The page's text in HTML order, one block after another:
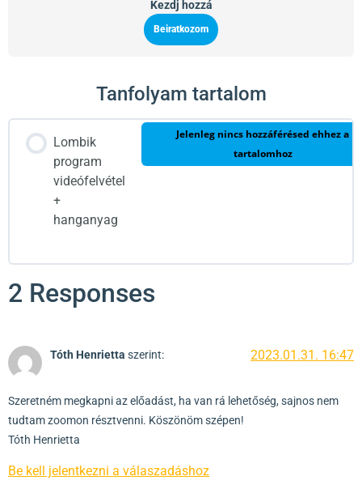
Kezdj hozzá
Beiratkozom
Tanfolyam tartalom
Lombik
program
videófelvétel
+
hanganyag
Jelenleg nincs hozzáférésed ehhez a
tartalomhoz
2 Responses
Tóth Henrietta szerint: 2023.01.31. 16:47
Szeretném megkapni az előadást, ha van rá lehetőség, sajnos nem
tudtam zoomon résztvenni. Köszönöm szépen!
Tóth Henrietta
Be kell jelentkezni a válaszadáshoz